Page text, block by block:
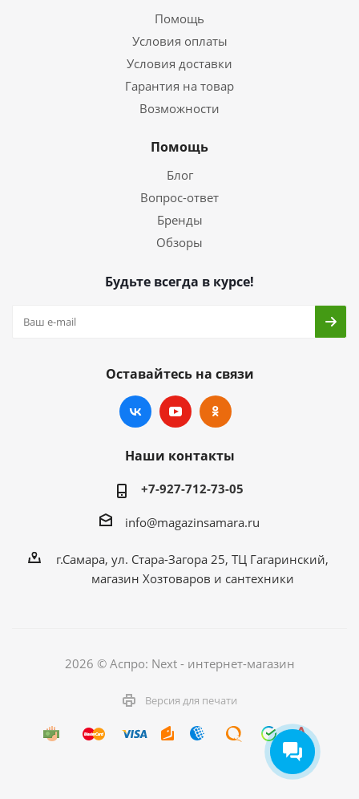
Помощь
Условия оплаты
Условия доставки
Гарантия на товар
Возможности
Помощь
Блог
Вопрос-ответ
Бренды
Обзоры
Будьте всегда в курсе!
Оставайтесь на связи
Наши контакты
+7-927-712-73-05
info@magazinsamara.ru
г.Самара, ул. Стара-Загора 25, ТЦ Гагаринский,
магазин Хозтоваров и сантехники
2026 © Аспро: Next - интернет-магазин
Версия для печати